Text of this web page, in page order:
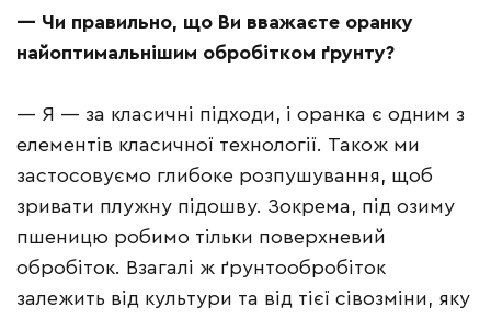
— Чи правильно, що Ви вважаєте оранку
найоптимальнішим обробітком ґрунту?
— Я — за класичні підходи, і оранка є одним з
елементів класичної технології. Також ми
застосовуємо глибоке розпушування, щоб
зривати плужну підошву. Зокрема, під озиму
пшеницю робимо тільки поверхневий
обробіток. Взагалі ж ґрунтообробіток
залежить від культури та від тієї сівозміни, яку